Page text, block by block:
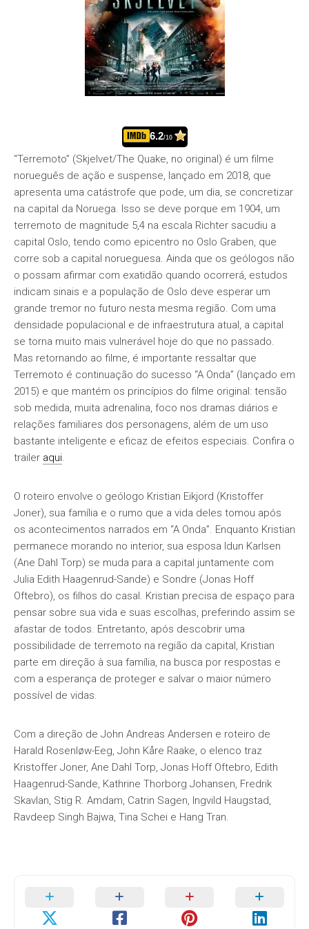
6.2/10
“Terremoto” (Skjelvet/The Quake, no original) é um filme
norueguês de ação e suspense, lançado em 2018, que
apresenta uma catástrofe que pode, um dia, se concretizar
na capital da Noruega. Isso se deve porque em 1904, um
terremoto de magnitude 5,4 na escala Richter sacudiu a
capital Oslo, tendo como epicentro no Oslo Graben, que
corre sob a capital norueguesa. Ainda que os geólogos não
o possam afirmar com exatidão quando ocorrerá, estudos
indicam sinais e a população de Oslo deve esperar um
grande tremor no futuro nesta mesma região. Com uma
densidade populacional e de infraestrutura atual, a capital
se torna muito mais vulnerável hoje do que no passado.
Mas retornando ao filme, é importante ressaltar que
Terremoto é continuação do sucesso “A Onda” (lançado em
2015) e que mantém os princípios do filme original: tensão
sob medida, muita adrenalina, foco nos dramas diários e
relações familiares dos personagens, além de um uso
bastante inteligente e eficaz de efeitos especiais. Confira o
trailer aqui.
O roteiro envolve o geólogo Kristian Eikjord (Kristoffer
Joner), sua família e o rumo que a vida deles tomou após
os acontecimentos narrados em “A Onda”. Enquanto Kristian
permanece morando no interior, sua esposa Idun Karlsen
(Ane Dahl Torp) se muda para a capital juntamente com
Julia Edith Haagenrud-Sande) e Sondre (Jonas Hoff
Oftebro), os filhos do casal. Kristian precisa de espaço para
pensar sobre sua vida e suas escolhas, preferindo assim se
afastar de todos. Entretanto, após descobrir uma
possibilidade de terremoto na região da capital, Kristian
parte em direção à sua família, na busca por respostas e
com a esperança de proteger e salvar o maior número
possível de vidas.
Com a direção de John Andreas Andersen e roteiro de
Harald Rosenløw-Eeg, John Kåre Raake, o elenco traz
Kristoffer Joner, Ane Dahl Torp, Jonas Hoff Oftebro, Edith
Haagenrud-Sande, Kathrine Thorborg Johansen, Fredrik
Skavlan, Stig R. Amdam, Catrin Sagen, Ingvild Haugstad,
Ravdeep Singh Bajwa, Tina Schei e Hang Tran.